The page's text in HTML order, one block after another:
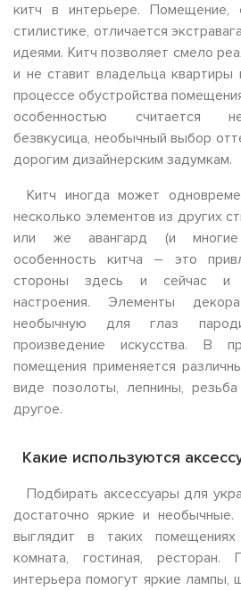
китч в интерьере. Помещение,
стилистике, отличается
идеями. Китч позволяет смело
и не ставит владельца
процессе обустройства
особенностью считается
безвкусица, необычный выбор
дорогим дизайнерским задумкам.
Китч иногда может
несколько элементов из других
или же авангард (и многие
особенность китча – это
стороны здесь и сейчас и
настроения. Элементы
необычную для глаз
произведение искусства. В
помещения применяется
виде позолоты, лепнины,
другое.
Какие используются
Подбирать аксессуары для
достаточно яркие и необычные.
выглядит в таких
комната, гостиная, ресторан.
интерьера помогут яркие лампы,